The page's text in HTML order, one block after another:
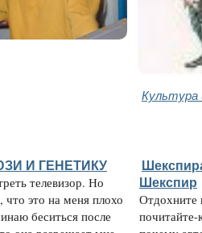
Культура
И ГЕНЕТИКУ
телевизор. Но
что это на меня плохо
беситься после
Шекспир
Отдохните